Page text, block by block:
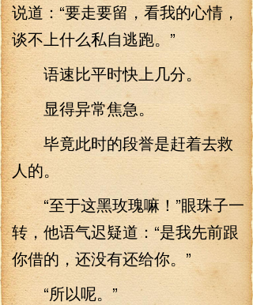
说道：“要走要留，看我的心情，
谈不上什么私自逃跑。”
语速比平时快上几分。
显得异常焦急。
毕竟此时的段誉是赶着去救
人的。
“至于这黑玫瑰嘛！”眼珠子一
转，他语气迟疑道：“是我先前跟
你借的，还没有还给你。”
“所以呢。”